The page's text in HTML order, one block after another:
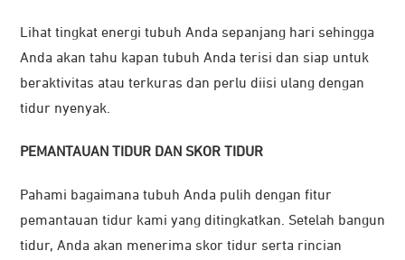
Lihat tingkat energi tubuh Anda sepanjang hari sehingga
Anda akan tahu kapan tubuh Anda terisi dan siap untuk
beraktivitas atau terkuras dan perlu diisi ulang dengan
tidur nyenyak.
PEMANTAUAN TIDUR DAN SKOR TIDUR
Pahami bagaimana tubuh Anda pulih dengan fitur
pemantauan tidur kami yang ditingkatkan. Setelah bangun
tidur, Anda akan menerima skor tidur serta rincian